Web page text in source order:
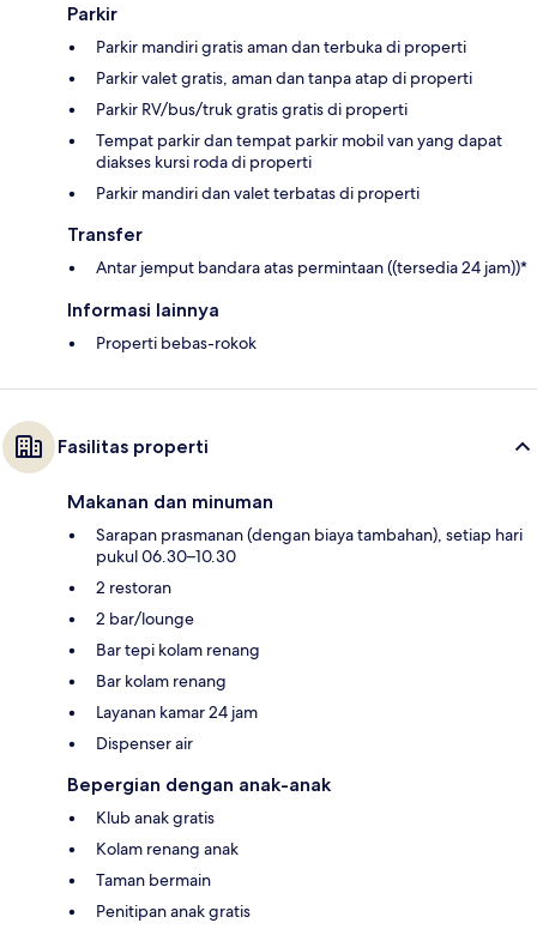
Parkir
Parkir mandiri gratis aman dan terbuka di properti
Parkir valet gratis, aman dan tanpa atap di properti
Parkir RV/bus/truk gratis gratis di properti
Tempat parkir dan tempat parkir mobil van yang dapat
diakses kursi roda di properti
Parkir mandiri dan valet terbatas di properti
Transfer
Antar jemput bandara atas permintaan ((tersedia 24 jam))*
Informasi lainnya
Properti bebas-rokok
Fasilitas properti
Makanan dan minuman
Sarapan prasmanan (dengan biaya tambahan), setiap hari
pukul 06.30–10.30
2 restoran
2 bar/lounge
Bar tepi kolam renang
Bar kolam renang
Layanan kamar 24 jam
Dispenser air
Bepergian dengan anak-anak
Klub anak gratis
Kolam renang anak
Taman bermain
Penitipan anak gratis